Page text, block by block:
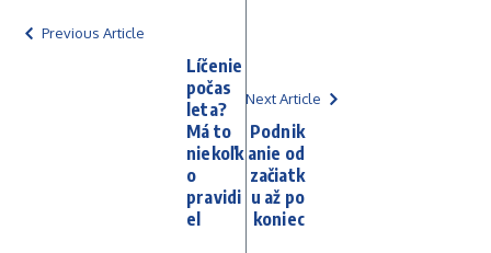
Previous Article
Líčenie
počas
leta?
Má to
niekoľk
o
pravidi
el
Next Article
Podnik
anie od
začiatk
u až po
koniec